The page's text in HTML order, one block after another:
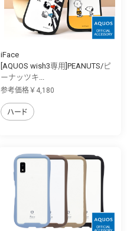
iFace
[AQUOS wish3専用]PEANUTS/ピ
ーナッツキ...
参考価格￥4,180
ハード